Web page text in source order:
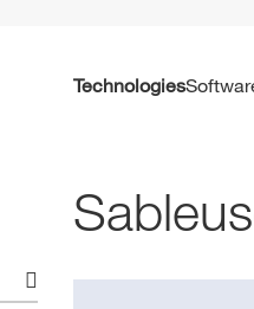
Technologies